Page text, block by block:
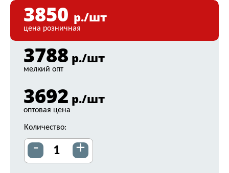
3850 р./шт
цена розничная
3788 р./шт
мелкий опт
3692 р./шт
оптовая цена
Количество:
- +